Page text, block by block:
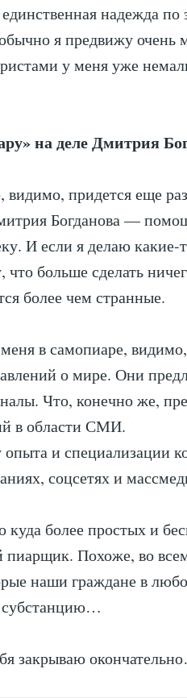
надежда
я предвижу
у меня уже
на деле Дмитрия
видимо, придется еще
Богданова —
И если я делаю какие-
что больше сделать
более чем странные.
в самопиаре, видимо,
о мире. Они
Что, конечно же,
в области СМИ.
и специализации
соцсетях и
куда более простых и
Похоже, во
наши граждане в
субстанцию…
закрываю